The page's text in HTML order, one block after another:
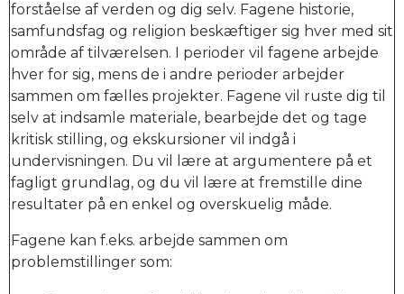
forståelse af verden og dig selv. Fagene historie,
samfundsfag og religion beskæftiger sig hver med sit
område af tilværelsen. I perioder vil fagene arbejde
hver for sig, mens de i andre perioder arbejder
sammen om fælles projekter. Fagene vil ruste dig til
selv at indsamle materiale, bearbejde det og tage
kritisk stilling, og ekskursioner vil indgå i
undervisningen. Du vil lære at argumentere på et
fagligt grundlag, og du vil lære at fremstille dine
resultater på en enkel og overskuelig måde.
Fagene kan f.eks. arbejde sammen om
problemstillinger som: